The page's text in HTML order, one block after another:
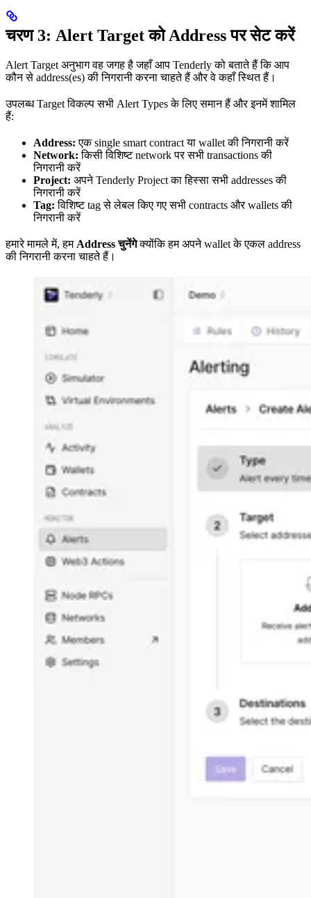
चरण 3: Alert Target को Address पर सेट करें
Alert Target अनुभाग वह जगह है जहाँ आप Tenderly को बताते हैं कि आप
कौन से address(es) की निगरानी करना चाहते हैं और वे कहाँ स्थित हैं।
उपलब्ध Target विकल्प सभी Alert Types के लिए समान हैं और इनमें शामिल
हैं:
Address: एक single smart contract या wallet की निगरानी करें
Network: किसी विशिष्ट network पर सभी transactions की
निगरानी करें
Project: अपने Tenderly Project का हिस्सा सभी addresses की
निगरानी करें
Tag: विशिष्ट tag से लेबल किए गए सभी contracts और wallets की
निगरानी करें
हमारे मामले में, हम Address चुनेंगेक्योंकि हम अपने wallet के एकल address
की निगरानी करना चाहते हैं।